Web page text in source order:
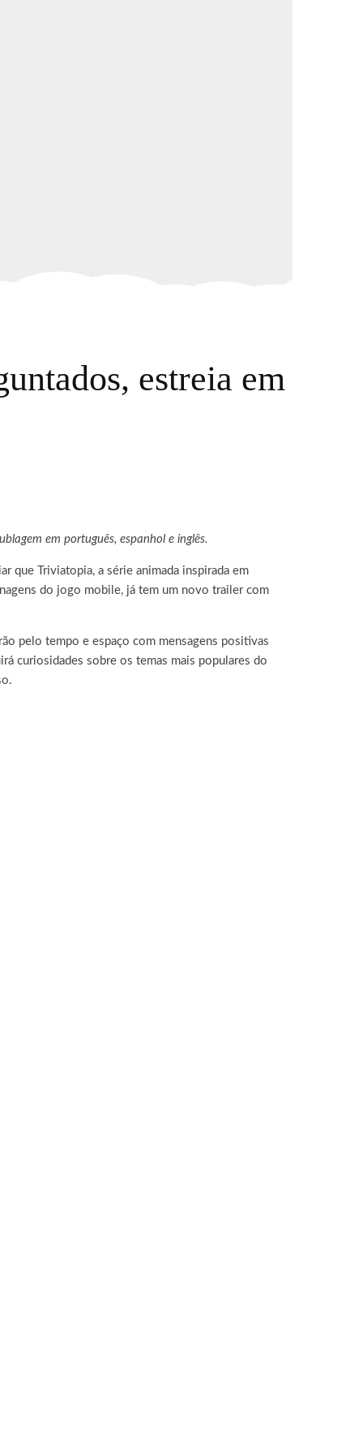
estreia em
em português, espanhol e inglês.
que Triviatopia, a série animada inspirada em
do jogo mobile, já tem um novo trailer com
pelo tempo e espaço com mensagens positivas
curiosidades sobre os temas mais populares do